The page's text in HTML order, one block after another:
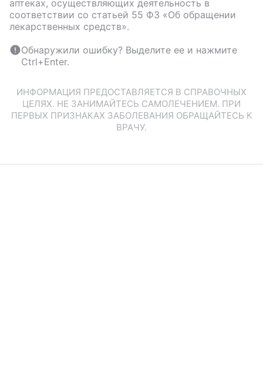
аптеках, осуществляющих деятельность в
соответствии со статьей 55 ФЗ «Об обращении
лекарственных средств».
Обнаружили ошибку? Выделите ее и нажмите
Ctrl+Enter.
ИНФОРМАЦИЯ ПРЕДОСТАВЛЯЕТСЯ В СПРАВОЧНЫХ
ЦЕЛЯХ. НЕ ЗАНИМАЙТЕСЬ САМОЛЕЧЕНИЕМ. ПРИ
ПЕРВЫХ ПРИЗНАКАХ ЗАБОЛЕВАНИЯ ОБРАЩАЙТЕСЬ К
ВРАЧУ.